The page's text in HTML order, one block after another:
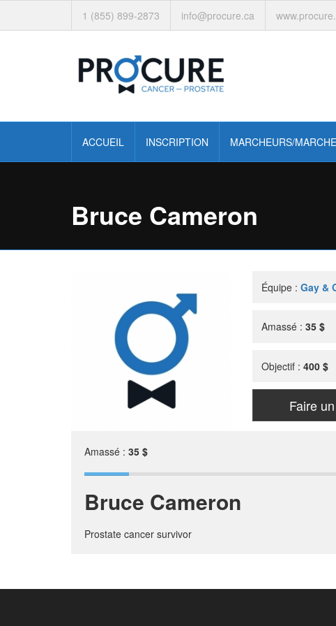
1 (855) 899-2873 info@procure.ca
ACCUEIL INSCRIPTION MARCHEURS/
Bruce Cameron
Équipe :Gay &
Amassé :35 $
Objectif :400 $
Faire
Amassé : 35 $
Bruce Cameron
Prostate cancer survivor